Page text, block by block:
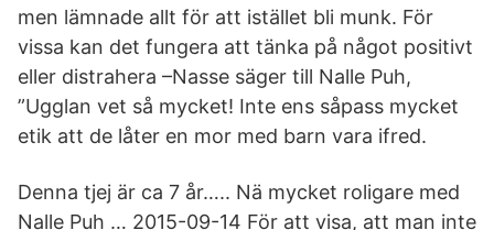
men lämnade allt för att istället bli munk. För
vissa kan det fungera att tänka på något positivt
eller distrahera –Nasse säger till Nalle Puh,
”Ugglan vet så mycket! Inte ens såpass mycket
etik att de låter en mor med barn vara ifred.
Denna tjej är ca 7 år….. Nä mycket roligare med
Nalle Puh … 2015-09-14 För att visa, att man inte